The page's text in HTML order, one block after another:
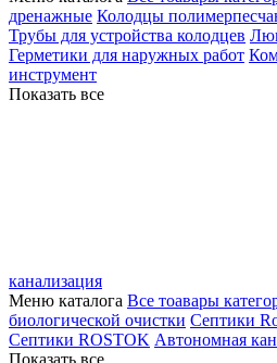
дренажные Колодцы
Трубы для устройства колодцев
Герметики для наружных работ
инструмент
Показать все
канализация
Меню каталога Все тоавары
биологической очистки Септики
Септики ROSTOK Автономная
Показать все